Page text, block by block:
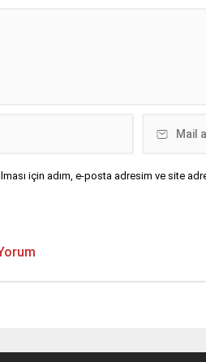
için adım, e-posta adresim ve site